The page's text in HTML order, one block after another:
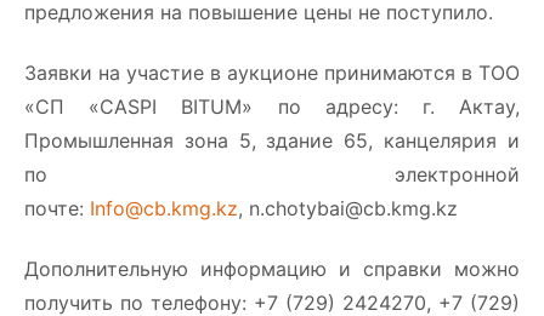
предложения на повышение цены не поступило.
Заявки на участие в аукционе принимаются в ТОО
«СП «CASPI BITUM» по адресу: г. Актау,
Промышленная зона 5, здание 65, канцелярия и
по электронной
почте: Info@cb.kmg.kz, n.chotybai@cb.kmg.kz
Дополнительную информацию и справки можно
получить по телефону: +7 (729) 2424270, +7 (729)